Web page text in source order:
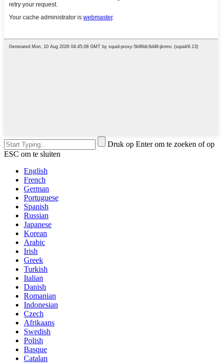
Druk op Enter om te zoeken of op
ESC om te sluiten
English
French
German
Portuguese
Spanish
Russian
Japanese
Korean
Arabic
Irish
Greek
Turkish
Italian
Danish
Romanian
Indonesian
Czech
Afrikaans
Swedish
Polish
Basque
Catalan